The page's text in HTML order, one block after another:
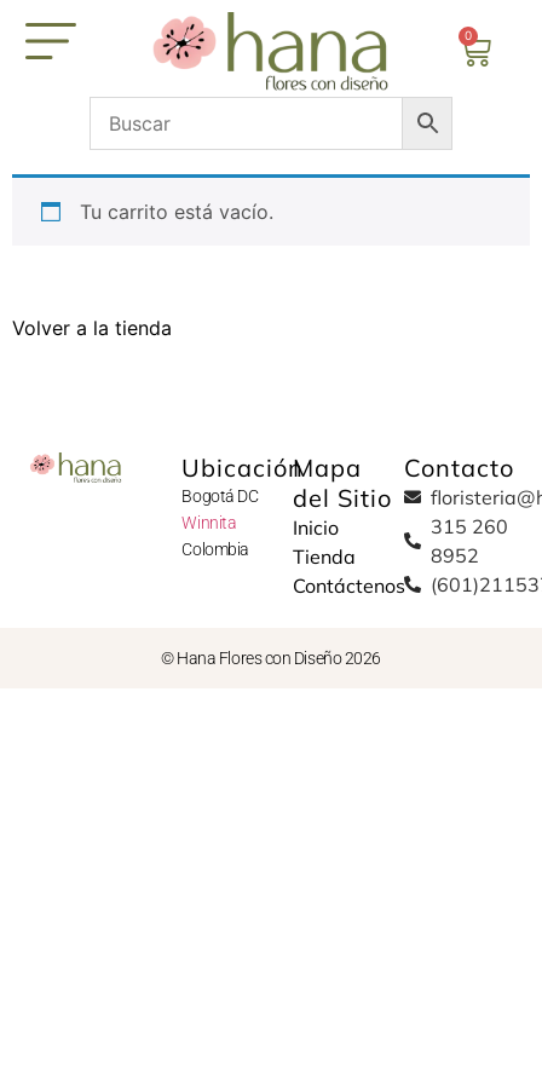
0
Tu carrito está vacío.
Volver a la tienda
Ubicación
Bogotá DC
Winnita
Colombia
Mapa
del Sitio
Inicio
Tienda
Contáctenos
Contacto
315 260
8952
© Hana Flores con Diseño 2026